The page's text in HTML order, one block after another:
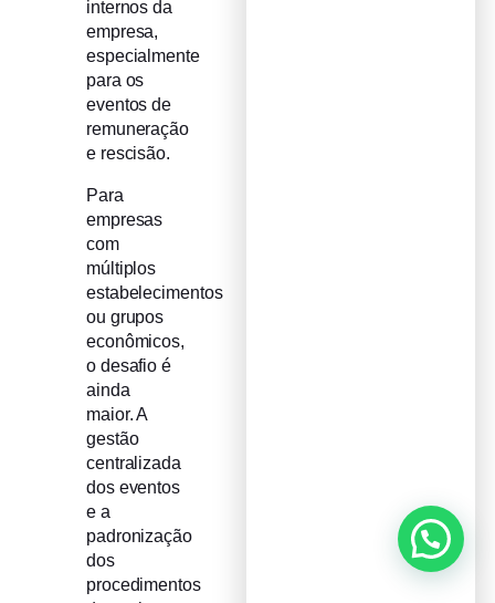
internos da
empresa,
especialmente
para os
eventos de
remuneração
e rescisão.
Para
empresas
com
múltiplos
estabelecimentos
ou grupos
econômicos,
o desafio é
ainda
maior. A
gestão
centralizada
dos eventos
e a
padronização
dos
procedimentos